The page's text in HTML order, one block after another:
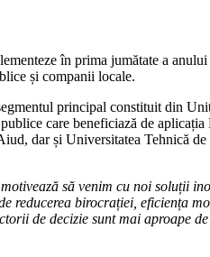
în prima jumătate a
și companii locale.
principal constituit din
care beneficiază de
dar și Universitatea Tehnică
să venim cu noi soluții
reducerea birocrației, eficiența
de decizie sunt mai aproape